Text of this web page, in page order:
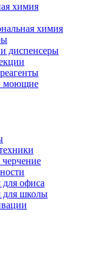
химия
химия
диспенсеры
моющие
офиса
для школы